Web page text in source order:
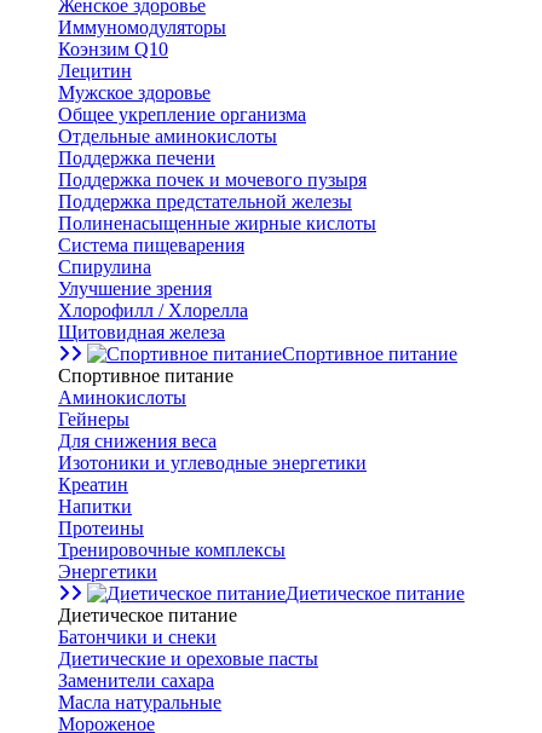
Женское здоровье
Иммуномодуляторы
Коэнзим Q10
Лецитин
Мужское здоровье
Общее укрепление организма
Отдельные аминокислоты
Поддержка печени
Поддержка почек и мочевого пузыря
Поддержка предстательной железы
Полиненасыщенные жирные кислоты
Система пищеварения
Спирулина
Улучшение зрения
Хлорофилл / Хлорелла
Щитовидная железа
Спортивное питание
Спортивное питание
Аминокислоты
Гейнеры
Для снижения веса
Изотоники и углеводные энергетики
Креатин
Напитки
Протеины
Тренировочные комплексы
Энергетики
Диетическое питание
Диетическое питание
Батончики и снеки
Диетические и ореховые пасты
Заменители сахара
Масла натуральные
Мороженое